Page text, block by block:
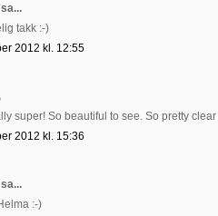
sa...
takk :-)
2012 kl. 12:55
super! So beautiful to see. So pretty
2012 kl. 15:36
sa...
:-)